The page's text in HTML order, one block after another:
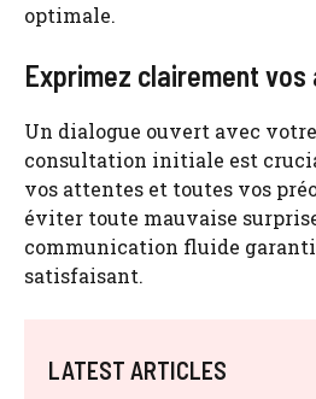
optimale.
Exprimez clairement
Un dialogue ouvert avec
consultation initiale est
vos attentes et toutes vos
éviter toute mauvaise
communication fluide
satisfaisant.
LATEST ARTICLES